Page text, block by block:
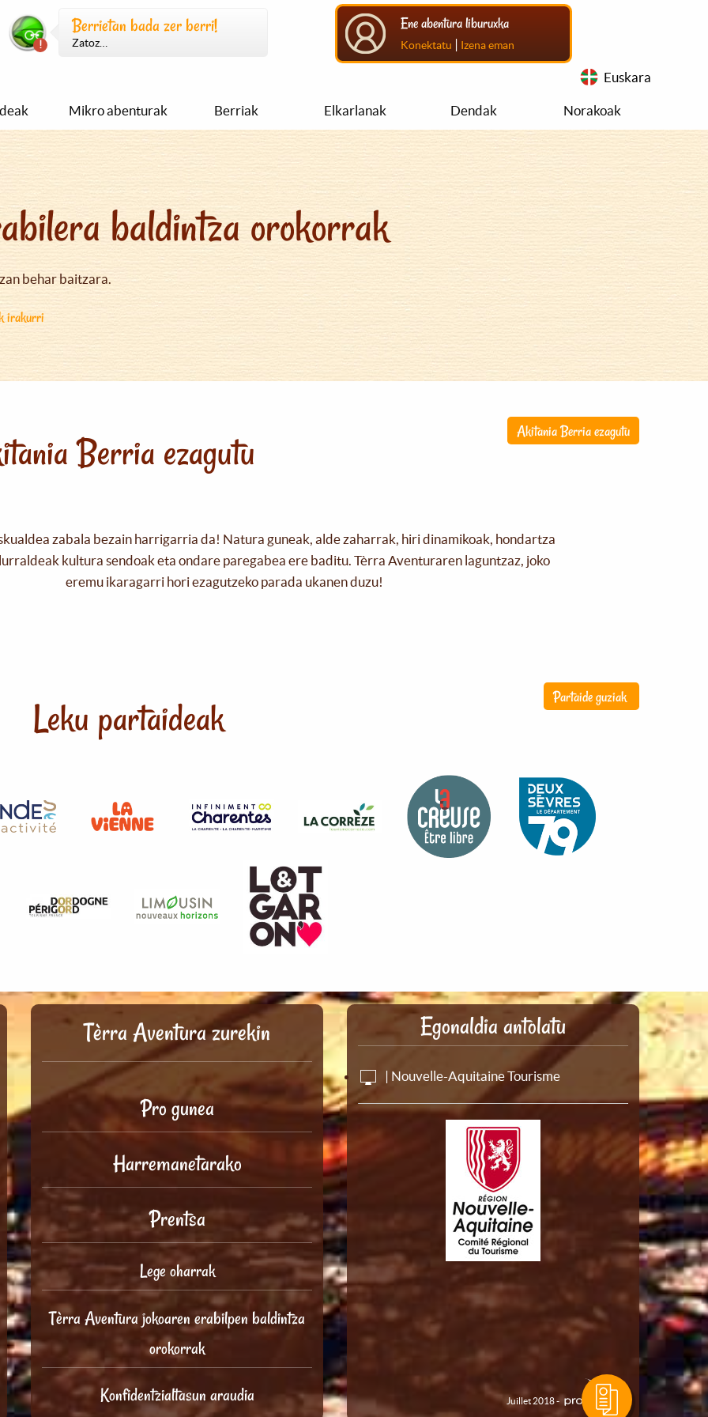
Berrietan bada zer berri!
Zatoz…
Ene abentura liburuxka
Konektatu | Izena eman
Euskara
Mikro abenturak Berriak Elkarlanak Dendak Norakoak
baldintza orokorrak
behar baitzara.
irakurri
Akitania Berria ezagutu
Berria ezagutu
zabala bezain harrigarria da! Natura guneak, alde zaharrak, hiri dinamikoak, hondartza
kultura sendoak eta ondare paregabea ere baditu. Tèrra Aventuraren laguntzaz, joko
eremu ikaragarri hori ezagutzeko parada ukanen duzu!
Partaide guziak
Leku partaideak
Tèrra Aventura zurekin
Pro gunea
Harremanetarako
Prentsa
Lege oharrak
Tèrra Aventura jokoaren erabilpen baldintza
orokorrak
Konfidentzialtasun araudia
Egonaldia antolatu
| Nouvelle-Aquitaine Tourisme
Juillet 2018 -